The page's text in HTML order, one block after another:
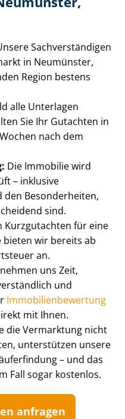
Sach­ver­stän­di­gen
in Neumünster,
Region bestens
alle Unterlagen
Sie Ihr Gutachten in
nach dem
Die Immobilie wird
– inklusive
den Besonderheiten,
sind.
Kurzgutachten für eine
bieten wir bereits ab
an.
uns Zeit,
und
Im­mo­bi­li­en­be­wer­tung
mit Ihnen.
die Vermarktung nicht
unterstützen unsere
– und das
Fall sogar kostenlos.
anfragen